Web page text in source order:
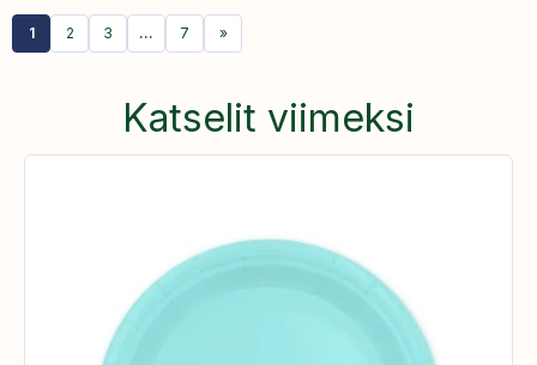
1 2 3 … 7 »
Katselit viimeksi